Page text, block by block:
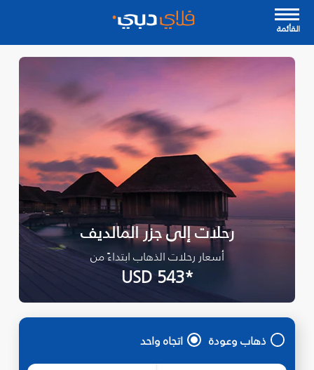
القأئمة
رحلات إلى جزر المالديف
أسعار رحلات الذهاب ابتداءً من
*USD 543
ذهاب وعودة اتجاه واحد